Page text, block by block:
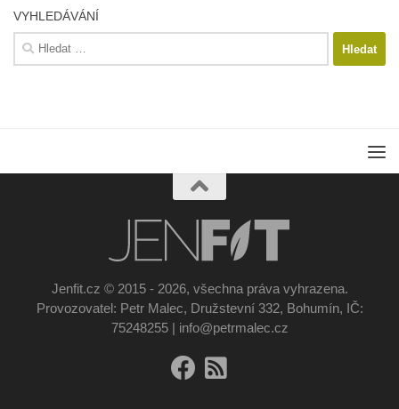
VYHLEDÁVÁNÍ
Vyhledávání
Jenfit.cz © 2015 - 2026, všechna práva vyhrazena.
Provozovatel: Petr Malec, Družstevní 332, Bohumín, IČ:
75248255 | info@petrmalec.cz